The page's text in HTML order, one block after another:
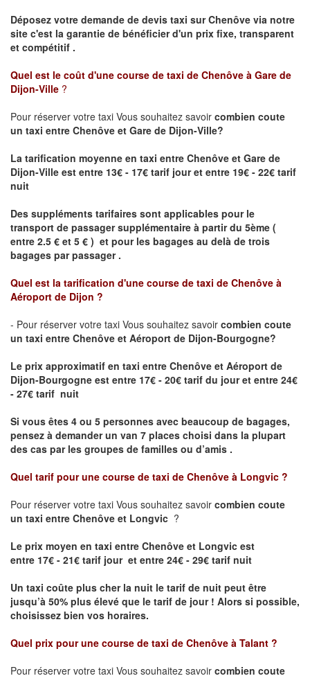
Déposez votre demande de devis taxi surChenôve via notre
site c'est la garantie de bénéficier d'un prix fixe, transparent
et compétitif .
Quel est le coût d'une course de taxi de Chenôve à Gare de
Dijon-Ville ?
Pour réserver votre taxi Vous souhaitez savoir combien coute
un taxi entre Chenôve et Gare de Dijon-Ville?
La tarification moyenne en taxi entre Chenôve et Gare de
Dijon-Ville est entre 13€ - 17€ tarif jour et entre 19€ - 22€ tarif
nuit
Des suppléments tarifaires sont applicables pour le
transport de passager supplémentaire à partir du 5ème (
entre 2.5 € et 5 € ) et pour les bagages au delà de trois
bagages par passager .
Quel est la tarification d'une course de taxi de Chenôve à
Aéroport de Dijon ?
- Pour réserver votre taxi Vous souhaitez savoir combien coute
un taxi entre Chenôve et Aéroport de Dijon-Bourgogne?
Le prix approximatif en taxi entre Chenôve et Aéroport de
Dijon-Bourgogne est entre 17€ - 20€ tarif du jour et entre 24€
- 27€ tarif nuit
Si vous êtes 4 ou 5 personnes avec beaucoup de bagages,
pensez à demander un van 7 places choisi dans la plupart
des cas par les groupes de familles ou d’amis .
Quel tarif pour une course de taxi de Chenôve à Longvic ?
Pour réserver votre taxi Vous souhaitez savoir combien coute
un taxi entre Chenôve et Longvic ?
Le prix moyen en taxi entre Chenôve et Longvic est
entre 17€ - 21€ tarif jour et entre 24€ - 29€ tarif nuit
Un taxi coûte plus cher la nuit le tarif de nuit peut être
jusqu’à 50% plus élevé que le tarif de jour ! Alors si possible,
choisissez bien vos horaires.
Quel prix pour une course de taxi de Chenôve à Talant ?
Pour réserver votre taxi Vous souhaitez savoir combien coute